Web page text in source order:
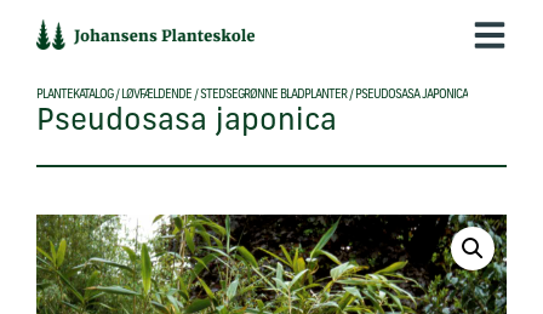
indholdet
PLANTEKATALOG/ LØVFÆLDENDE /STEDSEGRØNNE BLADPLANTER/ PSEUDOSASA JAPONICA
Pseudosasa japonica